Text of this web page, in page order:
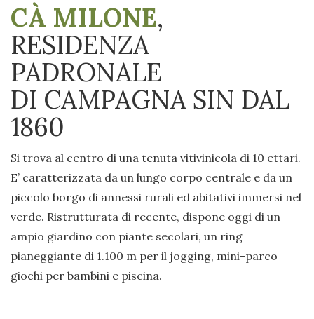
CÀ MILONE,
RESIDENZA
PADRONALE
DI CAMPAGNA SIN DAL
1860
Si trova al centro di una tenuta vitivinicola di 10 ettari.
E’ caratterizzata da un lungo corpo centrale e da un
piccolo borgo di annessi rurali ed abitativi immersi nel
verde. Ristrutturata di recente, dispone oggi di un
ampio giardino con piante secolari, un ring
pianeggiante di 1.100 m per il jogging, mini-parco
giochi per bambini e piscina.